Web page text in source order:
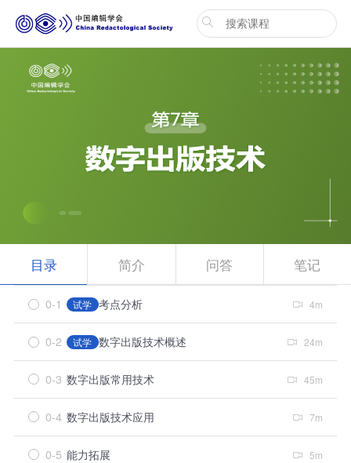
目录 简介 问答 笔记
0-1 试学 考点分析 4m
0-2 试学 数字出版技术概述 24m
0-3 数字出版常用技术 45m
0-4 数字出版技术应用 7m
0-5 能力拓展 5m